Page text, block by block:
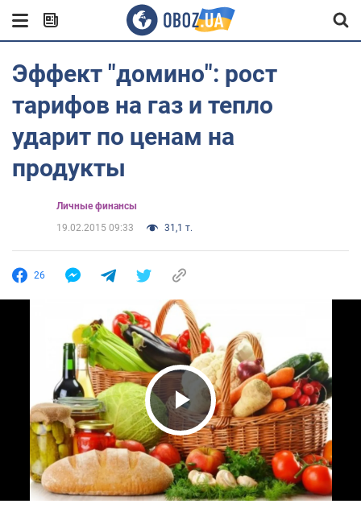
Эффект "домино": рост
тарифов на газ и тепло
ударит по ценам на
продукты
Личные финансы
19.02.2015 09:33
31,1 т.
26
Play Video